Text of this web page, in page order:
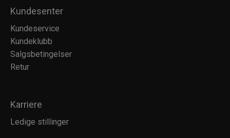
Kundesenter
Kundeservice
Kundeklubb
Salgsbetingelser
Retur
Karriere
Ledige stillinger